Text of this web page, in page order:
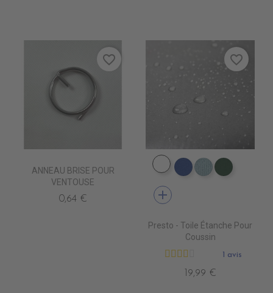
ANNEAU BRISE POUR
VENTOUSE
0,64 €
favorite_border
DW0001 NAVY
DW0005 ROYAL
DW0009DW0002
add
Presto - Toile Étanche Pour
Coussin
1 avis
19,99 €
favorite_border